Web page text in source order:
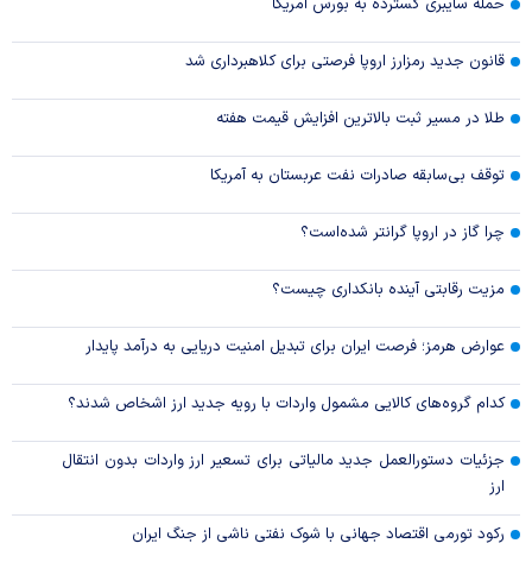
قانون جدید رمزارز اروپا فرصتی برای کلاهبرداری شد
طلا در مسیر ثبت بالاترین افزایش قیمت هفته
توقف بی‌سابقه صادرات نفت عربستان به آمریکا
چرا گاز در اروپا گرانتر شده‌است؟
مزیت رقابتی آینده بانکداری چیست؟
عوارض هرمز؛ فرصت ایران برای تبدیل امنیت دریایی به درآمد پایدار
کدام گروه‌های کالایی مشمول واردات با رویه جدید ارز اشخاص شدند؟
جزئیات دستورالعمل جدید مالیاتی برای تسعیر ارز واردات بدون انتقال
ارز
رکود تورمی اقتصاد جهانی با شوک نفتی ناشی از جنگ ایران